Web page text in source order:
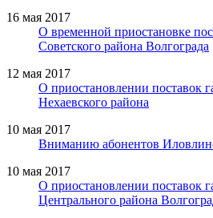
16 мая 2017
О временной приостановке
Советского района Волгограда
12 мая 2017
О приостановлении поставок
Нехаевского района
10 мая 2017
Вниманию абонентов
10 мая 2017
О приостановлении поставок
Центрального района